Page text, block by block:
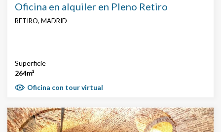
Oficina en alquiler en Pleno Retiro
RETIRO, MADRID
Superficie
264m²
Oficina con tour virtual